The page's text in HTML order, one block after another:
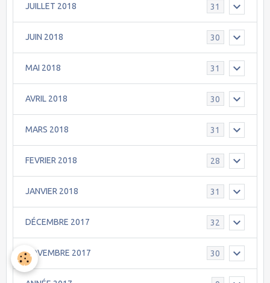
JUILLET 2018 31
JUIN 2018 30
MAI 2018 31
AVRIL 2018 30
MARS 2018 31
FEVRIER 2018 28
JANVIER 2018 31
DÉCEMBRE 2017 32
NOVEMBRE 2017 30